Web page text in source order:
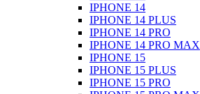
IPHONE 14
IPHONE 14 PLUS
IPHONE 14 PRO
IPHONE 14 PRO MAX
IPHONE 15
IPHONE 15 PLUS
IPHONE 15 PRO